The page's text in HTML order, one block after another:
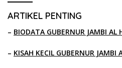
ARTIKEL PENTING
– BIODATA GUBERNUR JAMBI AL
– KISAH KECIL GUBERNUR JAMBI